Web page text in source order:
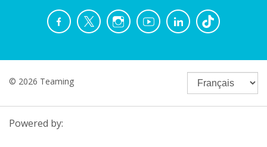
© 2026 Teaming
Powered by: